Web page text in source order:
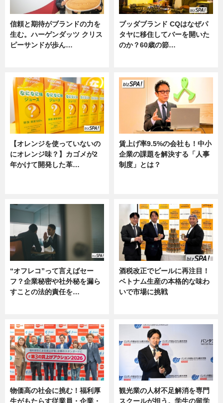
信頼と期待がブランドの力を
生む。ハーゲンダッツ クリス
ピーサンドが歩ん…
ブッダブランド CQはなぜパ
タヤに移住してバーを開いた
のか？60歳の節…
【オレンジを使っていないの
にオレンジ味？】カゴメが2
年かけて開発した革…
賃上げ率9.5%の会社も！中小
企業の課題を解決する「人事
制度」とは？
“オフレコ”って言えばセー
フ？企業秘密や社外秘を漏ら
すことの法的責任を…
酒税改正でビールに再注目！
ベトナム生産の本格的な味わ
いで市場に挑戦
物価高の社会に挑む！福利厚
生がもたらす従業員・企業・
観光業の人材不足解消を専門
スクールが担う。学生の留学